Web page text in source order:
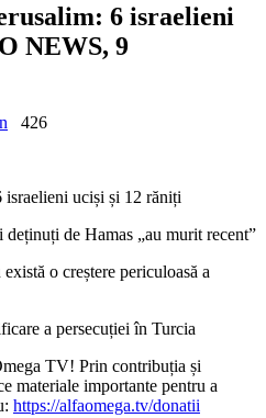
6 israelieni
NEWS, 9
426
israelieni uciși și 12 răniți
de Hamas „au murit recent”
o creștere periculoasă a
a persecuției în Turcia
TV! Prin contribuția și
materiale importante pentru a
https://alfaomega.tv/donatii